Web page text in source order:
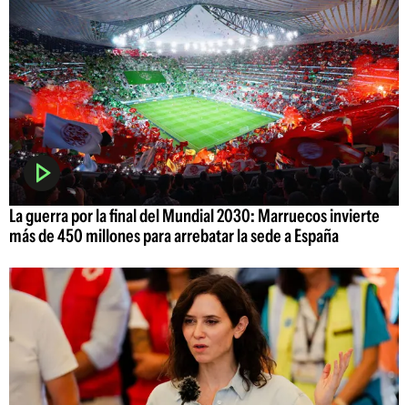
La guerra por la final del Mundial 2030: Marruecos invierte
más de 450 millones para arrebatar la sede a España